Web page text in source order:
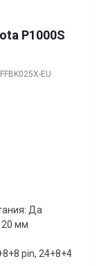
P1000S
EU
Да
мм
pin, 24+8+4